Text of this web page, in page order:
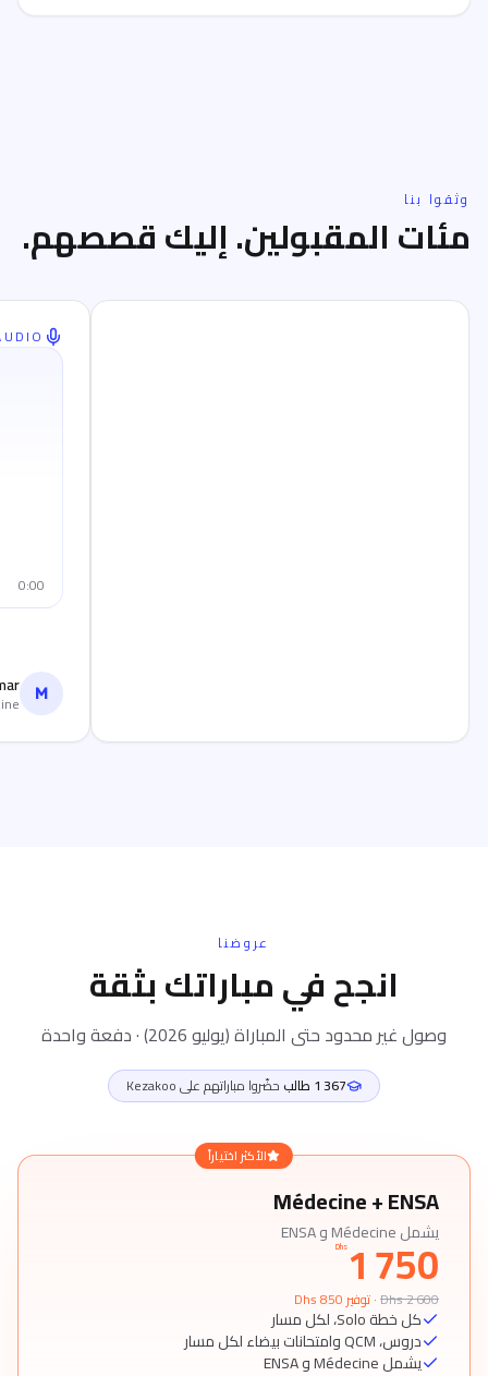
وثقوا بنا
مئات المقبولين. إليك قصصهم.
0:00
M
عروضنا
انجح في مباراتك بثقة
وصول غير محدود حتى المباراة (يوليو 2026) · دفعة واحدة
1 367 طالب حضّروا مباراتهم على Kezakoo
الأكثر اختياراً
Médecine + ENSA
يشمل Médecine و ENSA
1 750
Dhs
2 600
Dhs
·توفير 850 Dhs
كل خطة Solo، لكل مسار
دروس، QCM وامتحانات بيضاء لكل مسار
يشمل Médecine و ENSA